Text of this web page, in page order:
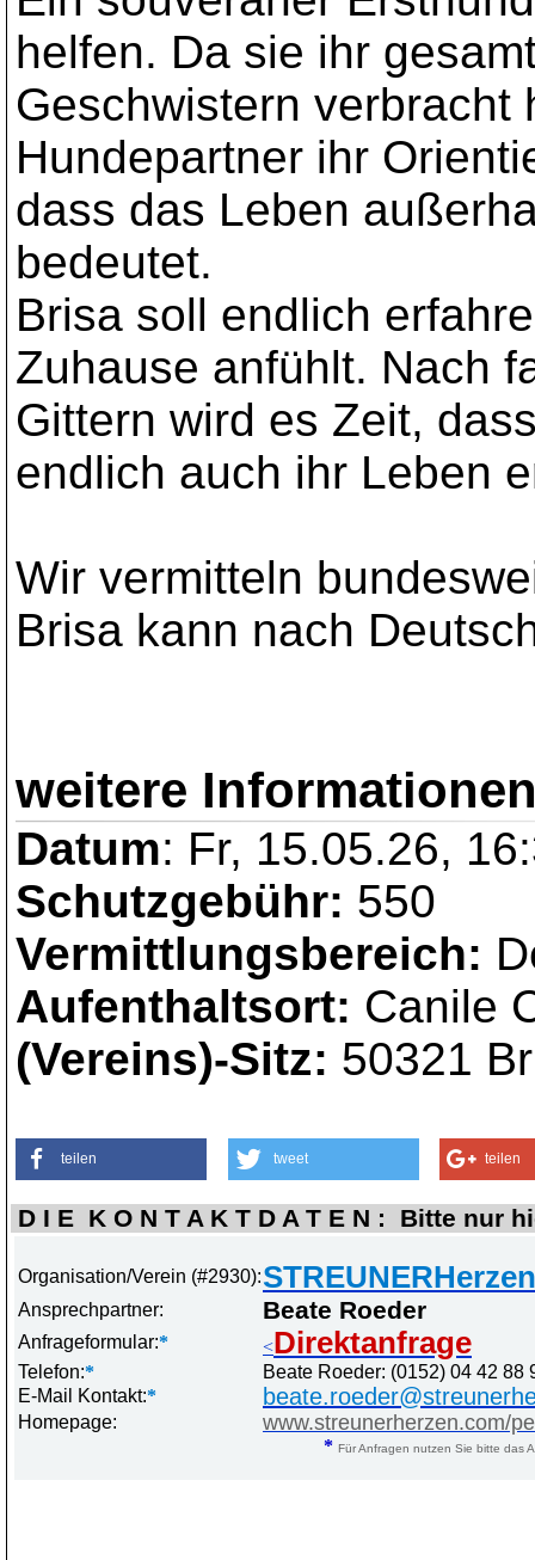
helfen. Da sie ihr
Geschwistern verbracht
Hundepartner ihr
dass das Leben
bedeutet.
Brisa soll endlich
Zuhause anfühlt. Nach
Gittern wird es Zeit,
endlich auch ihr Leben
Wir vermitteln
Brisa kann nach
weitere
Datum: Fr, 15.05.26,
Schutzgebühr: 550
Vermittlungsbereich:
Aufenthaltsort: Canile
(Vereins)-Sitz: 50321
teilen tweet teilen
D I E K O N T A K T D A T E N : Bitte nur
Organisation/Verein (#2930):
Ansprechpartner: Beate Roeder
Anfrageformular:* <Direktanfrage
Telefon:*
Beate Roeder: (0152) 04 42 88
E-Mail Kontakt:*
Homepage: www.streunerherzen.com/
* Für Anfragen nutzen Sie bitte das